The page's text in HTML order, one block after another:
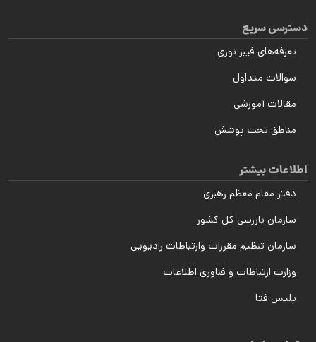
دسترسی سریع
تعرفه‌های فیبر نوری
سوالات متداول
مقالات آموزشی
مناطق تحت پوشش
اطلاعات بیشتر
دفتر مقام معظم رهبری
سازمان بازرسی کل کشور
سازمان تنظیم مقررات وارتباطات رادیویی
وزارت ارتباطات و فناوری اطلاعات
پلیس فتا